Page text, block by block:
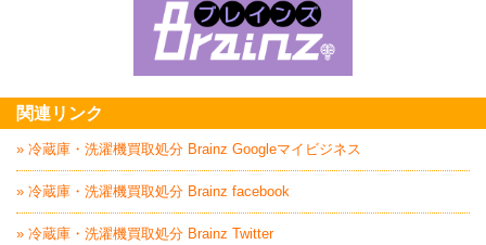
関連リンク
» 冷蔵庫・洗濯機買取処分 Brainz Googleマイビジネス
» 冷蔵庫・洗濯機買取処分 Brainz facebook
» 冷蔵庫・洗濯機買取処分 Brainz Twitter